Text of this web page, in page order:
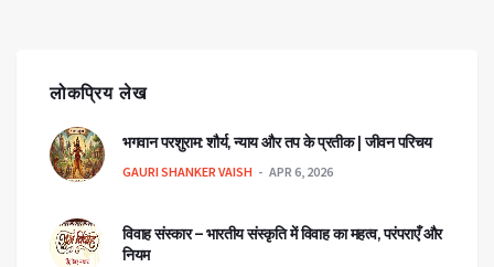
लोकप्रिय लेख
भगवान परशुराम: शौर्य, न्याय और तप के प्रतीक | जीवन परिचय
GAURI SHANKER VAISH APR 6, 2026
विवाह संस्कार – भारतीय संस्कृति में विवाह का महत्व, परंपराएँ और
नियम